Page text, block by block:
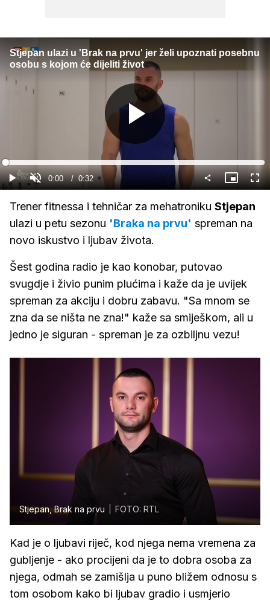
Stjepan ulazi u 'Brak na prvu' jer želi upoznati posebnu
osobu s kojom će dijeliti život
Gledaj
GledajUpali
zvuk
Current
Time
0:00 / Duration
0:32
Loaded:
Slika
u
Trener fitnessa i tehničar za mehatroniku Stjepan
ulazi u petu sezonu 'Braka na prvu' spreman na
novo iskustvo i ljubav života.
Šest godina radio je kao konobar, putovao
svugdje i živio punim plućima i kaže da je uvijek
spreman za akciju i dobru zabavu. "Sa mnom se
zna da se ništa ne zna!" kaže sa smiješkom, ali u
jedno je siguran - spreman je za ozbiljnu vezu!
Stjepan, Brak na prvu FOTO: RTL
Kad je o ljubavi riječ, kod njega nema vremena za
gubljenje - ako procijeni da je to dobra osoba za
njega, odmah se zamišlja u puno bližem odnosu s
tom osobom kako bi ljubav gradio i usmjerio